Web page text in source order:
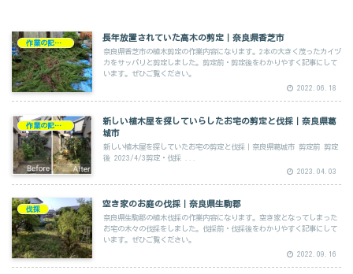
作業の記録剪定
長年放置されていた高木の剪定｜奈良県香芝市
奈良県香芝市の植木剪定の作業内容になります。2本の大きく茂ったカイヅ
カをサッパリと剪定しました。剪定前・剪定後をわかりやすく記事にして
います。ぜひご覧ください。
2022.06.18
作業の記録剪定
新しい植木屋を探していらしたお宅の剪定と伐採｜奈良県葛
城市
新しい植木屋を探していたお宅の剪定と伐採｜奈良県葛城市 剪定前 剪定
後 2023/4/3剪定・伐採 ...
2023.04.03
伐採
空き家のお庭の伐採｜奈良県生駒郡
奈良県生駒郡の植木伐採の作業内容になります。空き家となってしまった
お宅の木々の伐採をしました。伐採前・伐採後をわかりやすく記事にして
います。ぜひご覧ください。
2022.09.16